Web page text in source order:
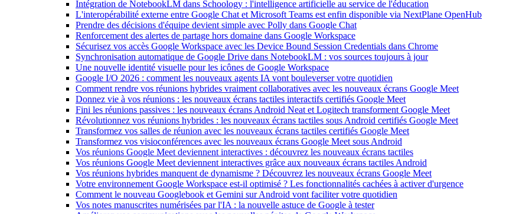
Intégration de NotebookLM dans Schoology : l'intelligence artificielle au service de l'éducation
L'interopérabilité externe entre Google Chat et Microsoft Teams est enfin disponible via NextPlane OpenHub
Prendre des décisions d'équipe devient simple avec Polly dans Google Chat
Renforcement des alertes de partage hors domaine dans Google Workspace
Sécurisez vos accès Google Workspace avec les Device Bound Session Credentials dans Chrome
Synchronisation automatique de Google Drive dans NotebookLM : vos sources toujours à jour
Une nouvelle identité visuelle pour les icônes de Google Workspace
Google I/O 2026 : comment les nouveaux agents IA vont bouleverser votre quotidien
Comment rendre vos réunions hybrides vraiment collaboratives avec les nouveaux écrans Google Meet
Donnez vie à vos réunions : les nouveaux écrans tactiles interactifs certifiés Google Meet
Fini les réunions passives : les nouveaux écrans Android Neat et Logitech transforment Google Meet
Révolutionnez vos réunions hybrides : les nouveaux écrans tactiles sous Android certifiés Google Meet
Transformez vos salles de réunion avec les nouveaux écrans tactiles certifiés Google Meet
Transformez vos visioconférences avec les nouveaux écrans Google Meet sous Android
Vos réunions Google Meet deviennent interactives : découvrez les nouveaux écrans tactiles
Vos réunions Google Meet deviennent interactives grâce aux nouveaux écrans tactiles Android
Vos réunions hybrides manquent de dynamisme ? Découvrez les nouveaux écrans Google Meet
Votre environnement Google Workspace est-il optimisé ? Les fonctionnalités cachées à activer d'urgence
Comment le nouveau Googlebook et Gemini sur Android vont faciliter votre quotidien
Vos notes manuscrites numérisées par l'IA : la nouvelle astuce de Google à tester